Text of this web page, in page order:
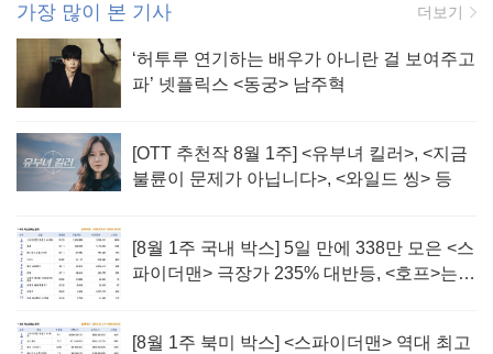
가장 많이 본 기사 더보기
‘허투루 연기하는 배우가 아니란 걸 보여주고
파’ 넷플릭스 <동궁> 남주혁
[OTT 추천작 8월 1주] <유부녀 킬러>, <지금
불륜이 문제가 아닙니다>, <와일드 씽> 등
[8월 1주 국내 박스] 5일 만에 338만 모은 <스
파이더맨> 극장가 235% 대반등, <호프>는
[8월 1주 북미 박스] <스파이더맨> 역대 최고